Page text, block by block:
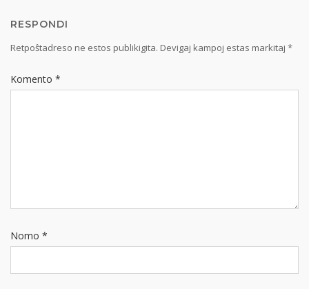
RESPONDI
Retpoŝtadreso ne estos publikigita. Devigaj kampoj estas markitaj *
Komento *
Nomo *